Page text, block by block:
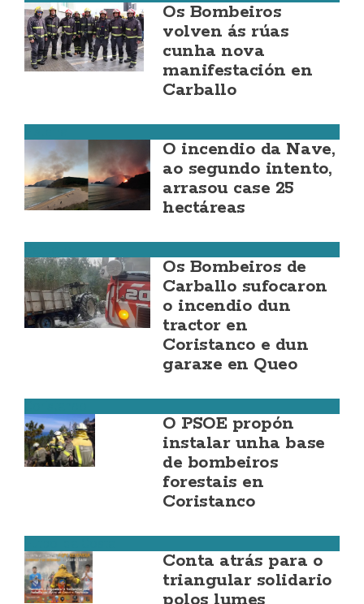
Os Bombeiros
volven ás rúas
cunha nova
manifestación en
Carballo
O incendio da Nave,
ao segundo intento,
arrasou case 25
hectáreas
Os Bombeiros de
Carballo sufocaron
o incendio dun
tractor en
Coristanco e dun
garaxe en Queo
O PSOE propón
instalar unha base
de bombeiros
forestais en
Coristanco
Conta atrás para o
triangular solidario